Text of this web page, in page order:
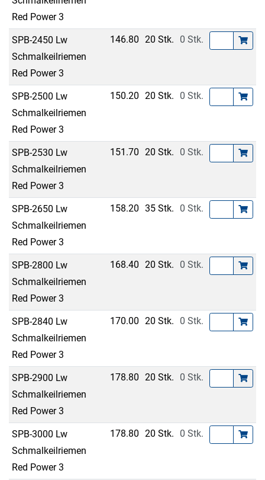
Red Power 3
SPB-2450 Lw
Schmalkeilriemen
Red Power 3
146.80 20 Stk. 0 Stk.
SPB-2500 Lw
Schmalkeilriemen
Red Power 3
150.20 20 Stk. 0 Stk.
SPB-2530 Lw
Schmalkeilriemen
Red Power 3
151.70 20 Stk. 0 Stk.
SPB-2650 Lw
Schmalkeilriemen
Red Power 3
158.20 35 Stk. 0 Stk.
SPB-2800 Lw
Schmalkeilriemen
Red Power 3
168.40 20 Stk. 0 Stk.
SPB-2840 Lw
Schmalkeilriemen
Red Power 3
170.00 20 Stk. 0 Stk.
SPB-2900 Lw
Schmalkeilriemen
Red Power 3
178.80 20 Stk. 0 Stk.
SPB-3000 Lw
Schmalkeilriemen
Red Power 3
178.80 20 Stk. 0 Stk.